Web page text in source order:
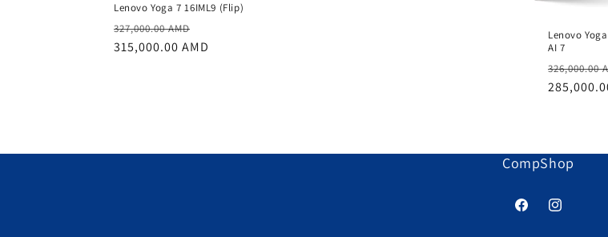
Lenovo Yoga 7 16IML9 (Flip)
Обычная
цена
327,000.00 AMD
со
315,000.00 AMD
Lenovo
AI 7
Обычная
цена
326,000.00
CompShop
FacebookInstagram